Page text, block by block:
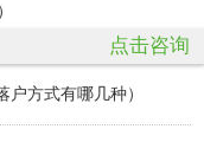
点击咨询
户方式有哪几种）